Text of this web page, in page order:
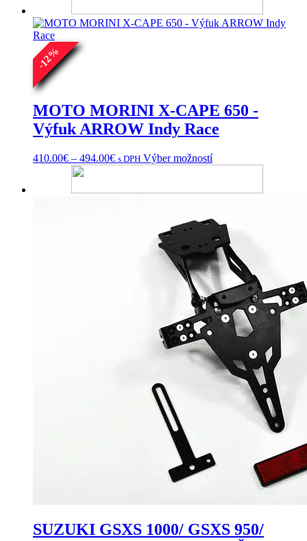
352.00€.312.00€.
-
12
%
MOTO MORINI X-CAPE 650 -
Výfuk ARROW Indy Race
410.00€ – 494.00€Price
through
s DPH Výber možnostíTento
viacero
Možnosti
môžete
vybrať
na
stránke
produktu.
SUZUKI GSXS 1000/ GSXS 950/